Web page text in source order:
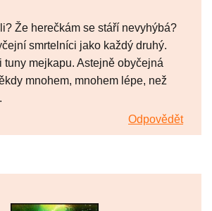
Že herečkám se stáří nevyhýbá?
smrtelníci jako každý druhý.
tuny mejkapu. Astejně obyčejná
mnohem, mnohem lépe, než
Odpovědět